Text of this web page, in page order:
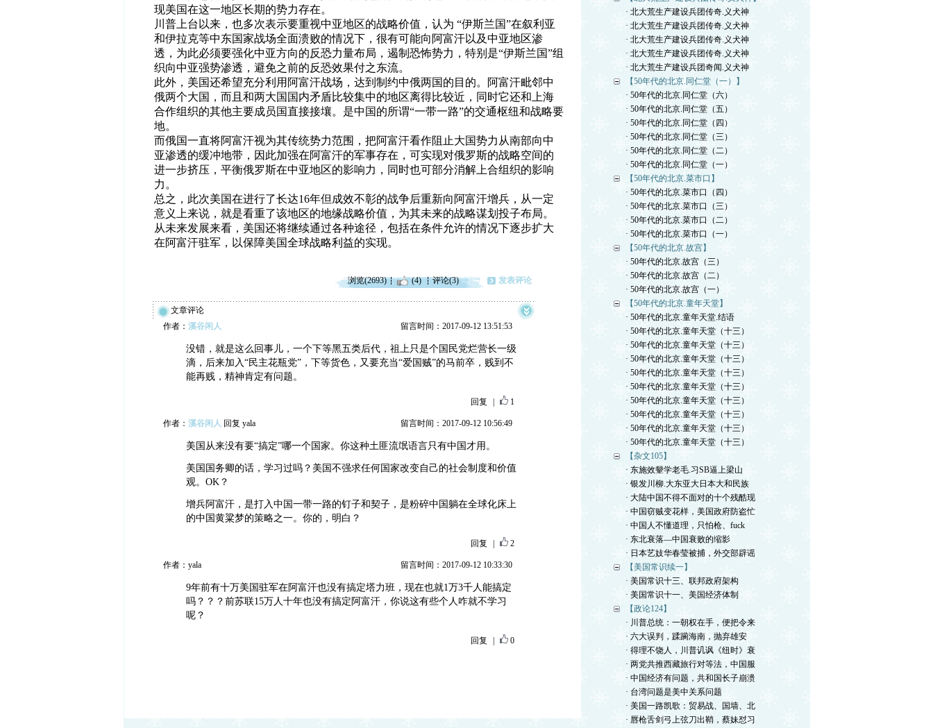
现美国在这一地区长期的势力存在。
川普上台以来，也多次表示要重视中亚地区的战略价值，认为 “伊斯兰国”在叙利亚
和伊拉克等中东国家战场全面溃败的情况下，很有可能向阿富汗以及中亚地区渗
透，为此必须要强化中亚方向的反恐力量布局，遏制恐怖势力，特别是“伊斯兰国”组
织向中亚强势渗透，避免之前的反恐效果付之东流。
此外，美国还希望充分利用阿富汗战场，达到制约中俄两国的目的。阿富汗毗邻中
俄两个大国，而且和两大国国内矛盾比较集中的地区离得比较近，同时它还和上海
合作组织的其他主要成员国直接接壤。是中国的所谓“一带一路”的交通枢纽和战略要
地。
而俄国一直将阿富汗视为其传统势力范围，把阿富汗看作阻止大国势力从南部向中
亚渗透的缓冲地带，因此加强在阿富汗的军事存在，可实现对俄罗斯的战略空间的
进一步挤压，平衡俄罗斯在中亚地区的影响力，同时也可部分消解上合组织的影响
力。
总之，此次美国在进行了长达16年但成效不彰的战争后重新向阿富汗增兵，从一定
意义上来说，就是看重了该地区的地缘战略价值，为其未来的战略谋划投子布局。
从未来发展来看，美国还将继续通过各种途径，包括在条件允许的情况下逐步扩大
在阿富汗驻军，以保障美国全球战略利益的实现。
浏览(2693) (4) 评论(3) 发表评论
文章评论
作者： 溪谷闲人 留言时间：2017-09-12 13:51:53
没错，就是这么回事儿，一个下等黑五类后代，祖上只是个国民党烂营长一级
滴，后来加入“民主花瓶党”，下等货色，又要充当“爱国贼”的马前卒，贱到不
能再贱，精神肯定有问题。
回复 1
作者： 溪谷闲人 回复 yala 留言时间：2017-09-12 10:56:49
美国从来没有要“搞定”哪一个国家。你这种土匪流氓语言只有中国才用。
美国国务卿的话，学习过吗？美国不强求任何国家改变自己的社会制度和价值
观。OK？
增兵阿富汗，是打入中国一带一路的钉子和契子，是粉碎中国躺在全球化床上
的中国黄粱梦的策略之一。你的，明白？
回复 2
作者：yala 留言时间：2017-09-12 10:33:30
9年前有十万美国驻军在阿富汗也没有搞定塔力班，现在也就1万3千人能搞定
吗？？？前苏联15万人十年也没有搞定阿富汗，你说这有些个人咋就不学习
呢？
回复 0
· 北大荒生产建设兵团传奇.义犬神
· 北大荒生产建设兵团传奇.义犬神
· 北大荒生产建设兵团传奇.义犬神
· 北大荒生产建设兵团传奇.义犬神
· 北大荒生产建设兵团奇闻.义犬神
【50年代的北京.同仁堂（一）】
· 50年代的北京.同仁堂（六）
· 50年代的北京.同仁堂（五）
· 50年代的北京.同仁堂（四）
· 50年代的北京.同仁堂（三）
· 50年代的北京.同仁堂（二）
· 50年代的北京.同仁堂（一）
【50年代的北京.菜市口】
· 50年代的北京.菜市口（四）
· 50年代的北京.菜市口（三）
· 50年代的北京.菜市口（二）
· 50年代的北京.菜市口（一）
【50年代的北京.故宫】
· 50年代的北京.故宫（三）
· 50年代的北京.故宫（二）
· 50年代的北京.故宫（一）
【50年代的北京.童年天堂】
· 50年代的北京.童年天堂.结语
· 50年代的北京.童年天堂（十三）
· 50年代的北京.童年天堂（十三）
· 50年代的北京.童年天堂（十三）
· 50年代的北京.童年天堂（十三）
· 50年代的北京.童年天堂（十三）
· 50年代的北京.童年天堂（十三）
· 50年代的北京.童年天堂（十三）
· 50年代的北京.童年天堂（十三）
· 50年代的北京.童年天堂（十三）
【杂文105】
· 东施效颦学老毛.习SB逼上梁山
· 银发川柳.大东亚大日本大和民族
· 大陆中国不得不面对的十个残酷现
· 中国窃贼变花样，美国政府防盗忙
· 中国人不懂道理，只怕枪、fuck
· 东北衰落—中国衰败的缩影
· 日本艺妓华春莹被捕，外交部辟谣
【美国常识续一】
· 美国常识十三、联邦政府架构
· 美国常识十一、美国经济体制
【政论124】
· 川普总统：一朝权在手，便把令来
· 六大误判，蹂躏海南，抛弃雄安
· 得理不饶人，川普讥讽《纽时》衰
· 两党共推西藏旅行对等法，中国服
· 中国经济有问题，共和国长子崩溃
· 台湾问题是美中关系问题
· 美国一路凯歌：贸易战、国墙、北
· 唇枪舌剑弓上弦刀出鞘，蔡妹怼习